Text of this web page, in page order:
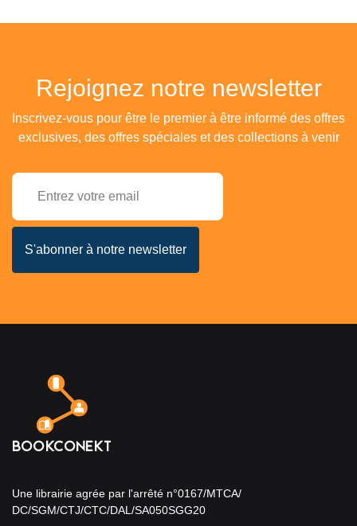
Rejoignez notre newsletter
Inscrivez-vous pour être le premier à être informé des offres
exclusives, des offres spéciales et des collections à venir
Une librairie agrée par l'arrêté n°0167/MTCA/
DC/SGM/CTJ/CTC/DAL/SA050SGG20